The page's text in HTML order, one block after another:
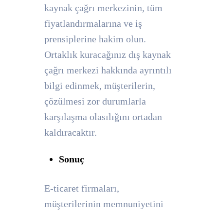
kaynak çağrı merkezinin, tüm
fiyatlandırmalarına ve iş
prensiplerine hakim olun.
Ortaklık kuracağınız dış kaynak
çağrı merkezi hakkında ayrıntılı
bilgi edinmek, müşterilerin,
çözülmesi zor durumlarla
karşılaşma olasılığını ortadan
kaldıracaktır.
Sonuç
E-ticaret firmaları,
müşterilerinin memnuniyetini